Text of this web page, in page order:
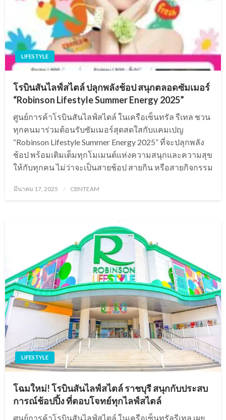
LIFESTYLE
โรบินสันไลฟ์สไตล์ ปลุกพลังช้อป สนุกตลอดซัมเมอร์
“Robinson Lifestyle Summer Energy 2025”
ศูนย์การค้าโรบินสันไลฟ์สไตล์ ในเครือเซ็นทรัล รีเทล ชวน
ทุกคนมาร่วมต้อนรับซัมเมอร์สุดสดใสกับแคมเปญ
“Robinson Lifestyle Summer Energy 2025” ที่จะปลุกพลัง
ช้อป พร้อมเติมเต็มทุกโมเมนต์แห่งความสนุกและความสุข
ให้กับทุกคน ไม่ว่าจะเป็นสายช้อป สายกิน หรือสายกิจกรรม
Posted
มีนาคม 17, 2025 CBNTEAM
LIFESTYLE
โฉมใหม่! โรบินสันไลฟ์สไตล์ ราชบุรี สนุกกับประสบ
การณ์ช้อปปิ้ง ที่ตอบโจทย์ทุกไลฟ์สไตล์
ศูนย์การค้าโรบินสันไลฟ์สไตล์ ในเครือเซ็นทรัลรีเทล เผย